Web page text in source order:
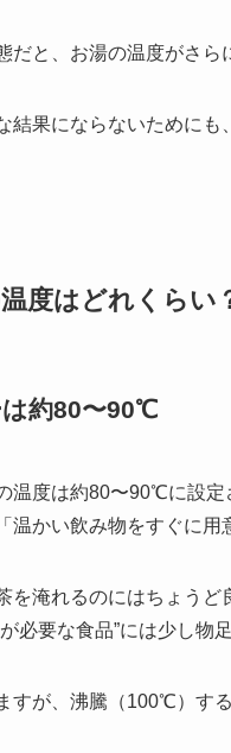
と、お湯の温度がさら
結果にならないために
度はどれくらい
は約80〜90℃
温度は約80〜90℃に設定
かい飲み物をすぐに用
淹れるのにはちょうど
必要な食品”には少し物
すが、沸騰（100℃）す